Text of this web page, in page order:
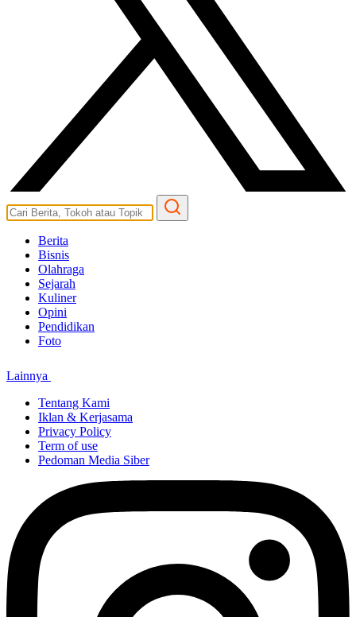
Berita
Bisnis
Olahraga
Sejarah
Kuliner
Opini
Pendidikan
Foto
Lainnya
Tentang Kami
Iklan & Kerjasama
Privacy Policy
Term of use
Pedoman Media Siber